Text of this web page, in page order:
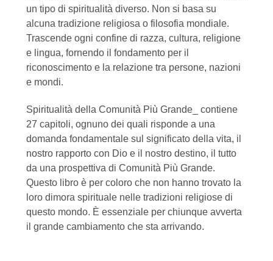
un tipo di spiritualità diverso. Non si basa su
alcuna tradizione religiosa o filosofia mondiale.
Trascende ogni confine di razza, cultura, religione
e lingua, fornendo il fondamento per il
riconoscimento e la relazione tra persone, nazioni
e mondi.
Spiritualità della Comunità Più Grande_ contiene
27 capitoli, ognuno dei quali risponde a una
domanda fondamentale sul significato della vita, il
nostro rapporto con Dio e il nostro destino, il tutto
da una prospettiva di Comunità Più Grande.
Questo libro è per coloro che non hanno trovato la
loro dimora spirituale nelle tradizioni religiose di
questo mondo. È essenziale per chiunque avverta
il grande cambiamento che sta arrivando.